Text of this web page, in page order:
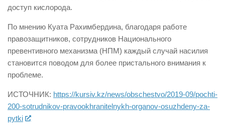
доступ кислорода.
По мнению Куата Рахимбердина, благодаря работе
правозащитников, сотрудников Национального
превентивного механизма (НПМ) каждый случай насилия
становится поводом для более пристального внимания к
проблеме.
ИСТОЧНИК: https://kursiv.kz/news/obschestvo/2019-09/pochti-
200-sotrudnikov-pravookhranitelnykh-organov-osuzhdeny-za-
pytki